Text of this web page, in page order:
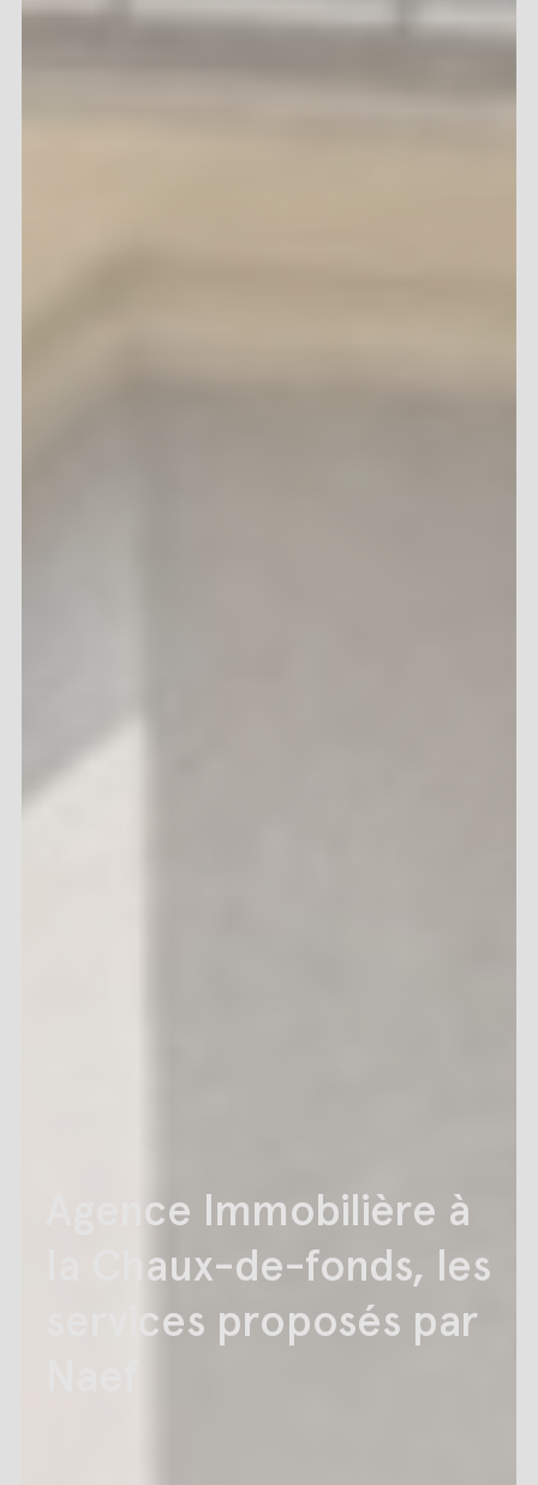
Agence Immobilière à
la Chaux-de-fonds, les
services proposés par